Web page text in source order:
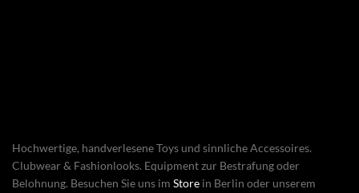
Hochwertige, handverlesene Toys und sinnliche Accessoires.
Clubwear & Fashionlooks. Equipment zur Bestrafung oder
Belohnung. Besuchen Sie uns im Store in Berlin oder unserem